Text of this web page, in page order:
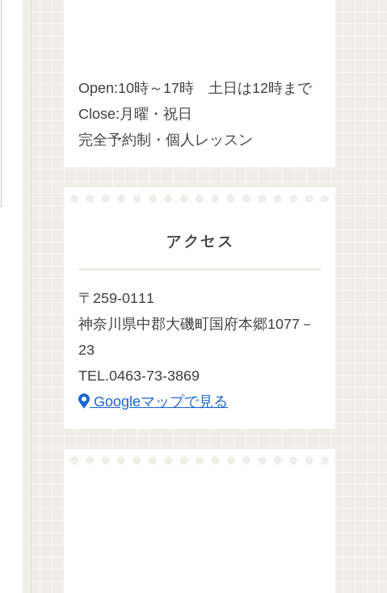
Open:10時～17時 土日は12時まで
Close:月曜・祝日
完全予約制・個人レッスン
アクセス
〒259-0111
神奈川県中郡大磯町国府本郷1077－
23
TEL.0463-73-3869
Googleマップで見る